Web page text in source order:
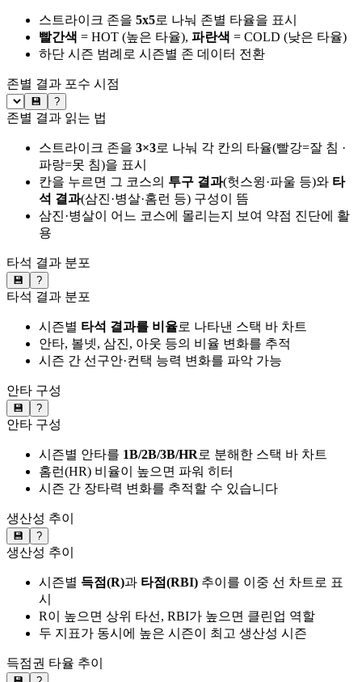
스트라이크 존을 5x5로 나눠 존별 타율을 표시
빨간색 = HOT (높은 타율), 파란색 = COLD (낮은 타율)
하단 시즌 범례로 시즌별 존 데이터 전환
존별 결과 포수 시점
💾 ?
존별 결과 읽는 법
스트라이크 존을 3×3로 나눠 각 칸의 타율(빨강=잘 침 ·
파랑=못 침)을 표시
칸을 누르면 그 코스의 투구 결과(헛스윙·파울 등)와 타
석 결과(삼진·병살·홈런 등) 구성이 뜸
삼진·병살이 어느 코스에 몰리는지 보여 약점 진단에 활
용
타석 결과 분포
💾 ?
타석 결과 분포
시즌별 타석 결과를 비율로 나타낸 스택 바 차트
안타, 볼넷, 삼진, 아웃 등의 비율 변화를 추적
시즌 간 선구안·컨택 능력 변화를 파악 가능
안타 구성
💾 ?
안타 구성
시즌별 안타를 1B/2B/3B/HR로 분해한 스택 바 차트
홈런(HR) 비율이 높으면 파워 히터
시즌 간 장타력 변화를 추적할 수 있습니다
생산성 추이
💾 ?
생산성 추이
시즌별 득점(R)과 타점(RBI) 추이를 이중 선 차트로 표
시
R이 높으면 상위 타선, RBI가 높으면 클린업 역할
두 지표가 동시에 높은 시즌이 최고 생산성 시즌
득점권 타율 추이